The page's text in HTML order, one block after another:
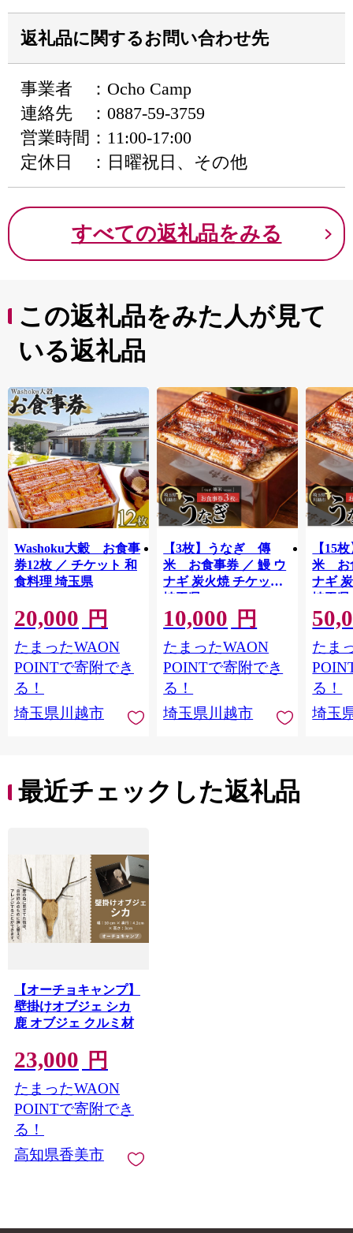
返礼品に関するお問い合わせ先
事業者 ：Ocho Camp
連絡先 ：0887-59-3759
営業時間：11:00-17:00
定休日 ：日曜祝日、その他
すべての返礼品をみる
この返礼品をみた人が見て
いる返礼品
Washoku大穀 お食事
券12枚 ／ チケット 和
食料理 埼玉県
20,000 円
たまったWAON
POINTで寄附でき
る！
埼玉県川越市
【3枚】うなぎ 傳
米 お食事券 ／ 鰻 ウ
ナギ 炭火焼 チケット
埼玉県
10,000 円
たまったWAON
POINTで寄附でき
る！
埼玉県川越市
【15
米 お
ナギ
埼玉県
たま
る！
埼玉
最近チェックした返礼品
【オーチョキャンプ】
壁掛けオブジェ シカ
鹿 オブジェ クルミ材
23,000 円
たまったWAON
POINTで寄附でき
る！
高知県香美市